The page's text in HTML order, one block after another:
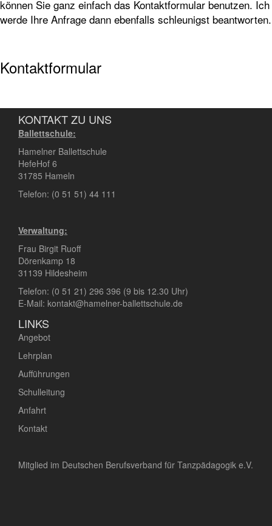
können Sie ganz einfach das Kontaktformular benutzen. Ich
werde Ihre Anfrage dann ebenfalls schleunigst beantworten.
Kontaktformular
KONTAKT ZU UNS
Ballettschule:
Hamelner Ballettschule
HefeHof 6
31785 Hameln
Telefon: (0 51 51) 44 111
Verwaltung:
Frau Birgit Ruoff
Dörenkamp 18
31139 Hildesheim
Telefon: (0 51 21) 296 396 (9 bis 12.30 Uhr)
E-Mail: kontakt@hamelner-ballettschule.de
LINKS
Angebot
Lehrplan
Aufführungen
Schulleitung
Anfahrt
Kontakt
Mitglied im Deutschen Berufsverband für Tanzpädagogik e.V.